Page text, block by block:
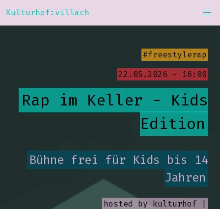
Kulturhof:villach
#freestylerap
22.05.2026 - 16:00
Rap im Keller - Kids
Edition
Bühne frei für Kids bis 14
Jahren
hosted by kulturhof |